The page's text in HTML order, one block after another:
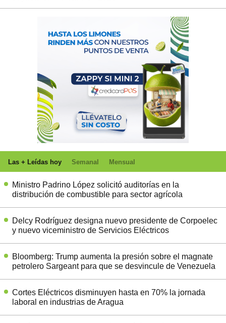
Las + Leídas hoy Semanal Mensual
Ministro Padrino López solicitó auditorías en la
distribución de combustible para sector agrícola
Delcy Rodríguez designa nuevo presidente de Corpoelec
y nuevo viceministro de Servicios Eléctricos
Bloomberg: Trump aumenta la presión sobre el magnate
petrolero Sargeant para que se desvincule de Venezuela
Cortes Eléctricos disminuyen hasta en 70% la jornada
laboral en industrias de Aragua